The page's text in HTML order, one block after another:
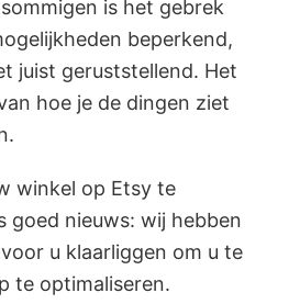
is het gebrek
beperkend,
juist geruststellend. Het
hoe je de dingen ziet
winkel op Etsy te
goed nieuws: wij hebben
u klaarliggen om u te
te optimaliseren.